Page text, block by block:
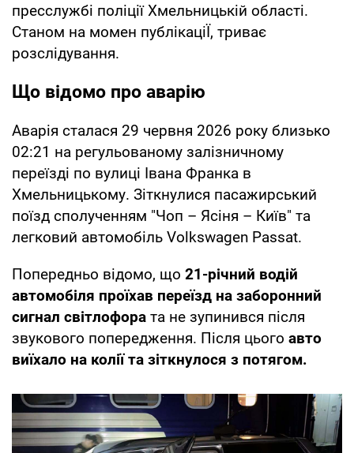
пресслужбі поліції Хмельницькій області.
Станом на момен публікаціЇ, триває
розслідування.
Що відомо про аварію
Аварія сталася 29 червня 2026 року близько
02:21 на регульованому залізничному
переїзді по вулиці Івана Франка в
Хмельницькому. Зіткнулися пасажирський
поїзд сполученням "Чоп – Ясіня – Київ" та
легковий автомобіль Volkswagen Passat.
Попередньо відомо, що 21-річний водій
автомобіля проїхав переїзд на заборонний
сигнал світлофора та не зупинився після
звукового попередження. Після цього авто
виїхало на колії та зіткнулося з потягом.